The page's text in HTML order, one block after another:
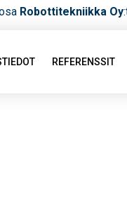
Robottitekniikka Oy
REFERENSSIT